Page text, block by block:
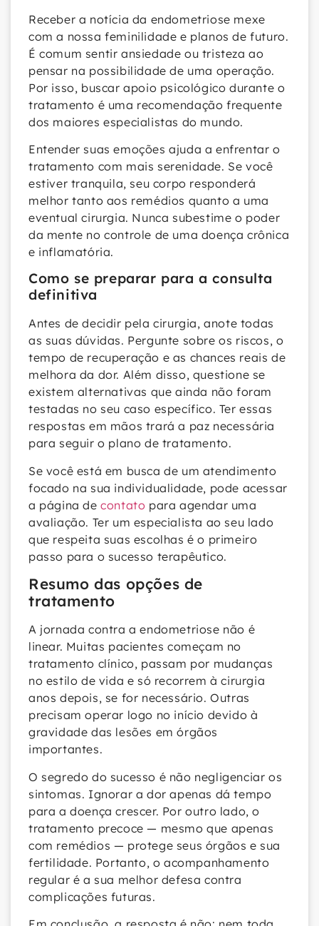
Receber a notícia da endometriose mexe
com a nossa feminilidade e planos de futuro.
É comum sentir ansiedade ou tristeza ao
pensar na possibilidade de uma operação.
Por isso, buscar apoio psicológico durante o
tratamento é uma recomendação frequente
dos maiores especialistas do mundo.
Entender suas emoções ajuda a enfrentar o
tratamento com mais serenidade. Se você
estiver tranquila, seu corpo responderá
melhor tanto aos remédios quanto a uma
eventual cirurgia. Nunca subestime o poder
da mente no controle de uma doença crônica
e inflamatória.
Como se preparar para a consulta
definitiva
Antes de decidir pela cirurgia, anote todas
as suas dúvidas. Pergunte sobre os riscos, o
tempo de recuperação e as chances reais de
melhora da dor. Além disso, questione se
existem alternativas que ainda não foram
testadas no seu caso específico. Ter essas
respostas em mãos trará a paz necessária
para seguir o plano de tratamento.
Se você está em busca de um atendimento
focado na sua individualidade, pode acessar
a página de contato para agendar uma
avaliação. Ter um especialista ao seu lado
que respeita suas escolhas é o primeiro
passo para o sucesso terapêutico.
Resumo das opções de
tratamento
A jornada contra a endometriose não é
linear. Muitas pacientes começam no
tratamento clínico, passam por mudanças
no estilo de vida e só recorrem à cirurgia
anos depois, se for necessário. Outras
precisam operar logo no início devido à
gravidade das lesões em órgãos
importantes.
O segredo do sucesso é não negligenciar os
sintomas. Ignorar a dor apenas dá tempo
para a doença crescer. Por outro lado, o
tratamento precoce — mesmo que apenas
com remédios — protege seus órgãos e sua
fertilidade. Portanto, o acompanhamento
regular é a sua melhor defesa contra
complicações futuras.